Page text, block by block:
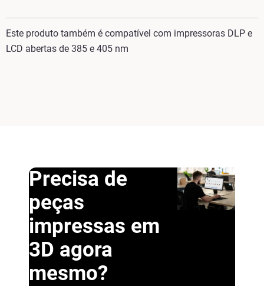
Este produto também é compatível com impressoras DLP e
LCD abertas de 385 e 405 nm
Precisa de
peças
impressas em
3D agora
mesmo?